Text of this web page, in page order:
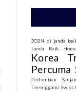
3D2N di janda
Janda Baik
Korea
Perhentian
Terengganu Swiss